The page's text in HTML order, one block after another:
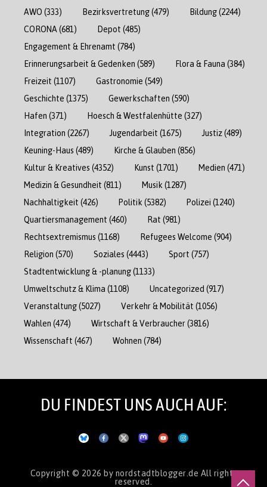
AWO (333) Bezirksvertretung(479) Bildung(2244)
CORONA (681) Depot (485)
Engagement & Ehrenamt (784)
Erinnerungsarbeit & Gedenken (589) Flora & Fauna (384)
Freizeit (1107) Gastronomie (549)
Geschichte (1375) Gewerkschaften (590)
Hafen (371) Hoesch & Westfalenhütte (327)
Integration (2267) Jugendarbeit (1675) Justiz(489)
Keuning-Haus (489) Kirche & Glauben (856)
Kultur & Kreatives (4352) Kunst (1701) Medien (471)
Medizin & Gesundheit (811) Musik (1287)
Nachhaltigkeit (426) Politik (5382) Polizei (1240)
Quartiersmanagement (460) Rat (981)
Rechtsextremismus (1168) Refugees Welcome (904)
Religion (570) Soziales (4443) Sport (757)
Stadtentwicklung & -planung(1133)
Umweltschutz & Klima (1108) Uncategorized (917)
Veranstaltung(5027) Verkehr & Mobilität (1056)
Wahlen (474) Wirtschaft & Verbraucher(3816)
Wissenschaft (467) Wohnen (784)
DU FINDEST UNS AUCH AUF:
Copyright © 2026 by nordstadtblogger.de All rights
reserved.